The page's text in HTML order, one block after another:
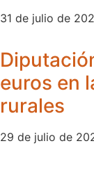
31 de julio de
euros en
rurales
29 de julio de